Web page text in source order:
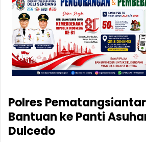
Polres
Bantuan ke Panti
Dulcedo